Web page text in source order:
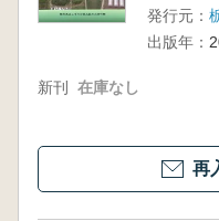
発行元：
出版年：
新刊 在庫なし
再